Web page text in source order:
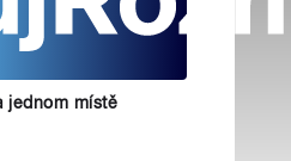
jednom místě